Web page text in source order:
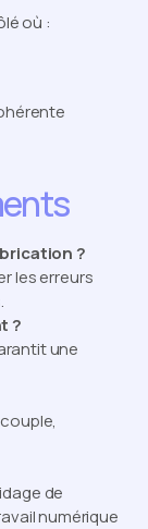
où :
?
les erreurs
?
une
de
numérique